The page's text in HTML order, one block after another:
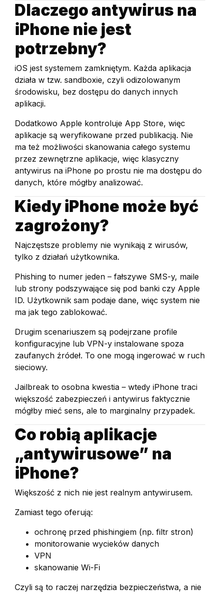
Dlaczego antywirus na
iPhone nie jest
potrzebny?
iOS jest systemem zamkniętym. Każda aplikacja
działa w tzw. sandboxie, czyli odizolowanym
środowisku, bez dostępu do danych innych
aplikacji.
Dodatkowo Apple kontroluje App Store, więc
aplikacje są weryfikowane przed publikacją. Nie
ma też możliwości skanowania całego systemu
przez zewnętrzne aplikacje, więc klasyczny
antywirus na iPhone po prostu nie ma dostępu do
danych, które mógłby analizować.
Kiedy iPhone może być
zagrożony?
Najczęstsze problemy nie wynikają z wirusów,
tylko z działań użytkownika.
Phishing to numer jeden – fałszywe SMS-y, maile
lub strony podszywające się pod banki czy Apple
ID. Użytkownik sam podaje dane, więc system nie
ma jak tego zablokować.
Drugim scenariuszem są podejrzane profile
konfiguracyjne lub VPN-y instalowane spoza
zaufanych źródeł. To one mogą ingerować w ruch
sieciowy.
Jailbreak to osobna kwestia – wtedy iPhone traci
większość zabezpieczeń i antywirus faktycznie
mógłby mieć sens, ale to marginalny przypadek.
Co robią aplikacje
„antywirusowe” na
iPhone?
Większość z nich nie jest realnym antywirusem.
Zamiast tego oferują:
ochronę przed phishingiem (np. filtr stron)
monitorowanie wycieków danych
VPN
skanowanie Wi-Fi
Czyli są to raczej narzędzia bezpieczeństwa, a nie